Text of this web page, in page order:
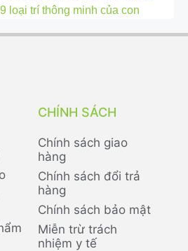
loại trí thông minh của con
CHÍNH SÁCH
Chính sách giao
hàng
Chính sách đổi trả
hàng
Chính sách bảo mật
Miễn trừ trách
nhiệm y tế